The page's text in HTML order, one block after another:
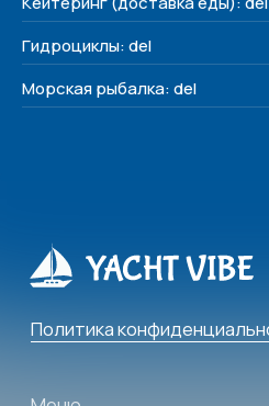
Гидроциклы: del
Морская рыбалка: del